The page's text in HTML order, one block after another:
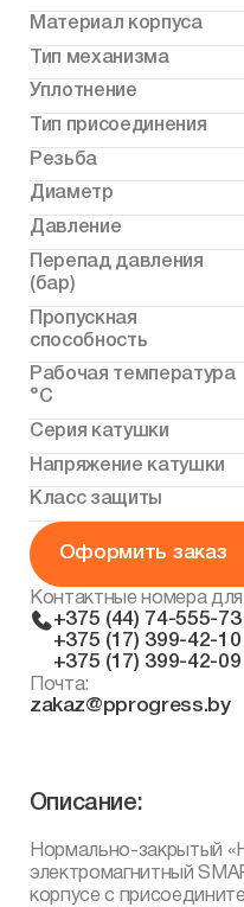
Материал корпуса
Тип механизма
Уплотнение
Тип присоединения
Резьба
Диаметр
Давление
Перепад давления
(бар)
Пропускная
способность
Рабочая температура
°С
Серия катушки
Напряжение катушки
Класс защиты
Оформить заказ
Контактные номера
+375 (44) 74-555-73
+375 (17) 399-42-10
+375 (17) 399-42-09
Почта:
zakaz@pprogress.by
Описание:
Нормально-закрытый
электромагнитный
корпусе с